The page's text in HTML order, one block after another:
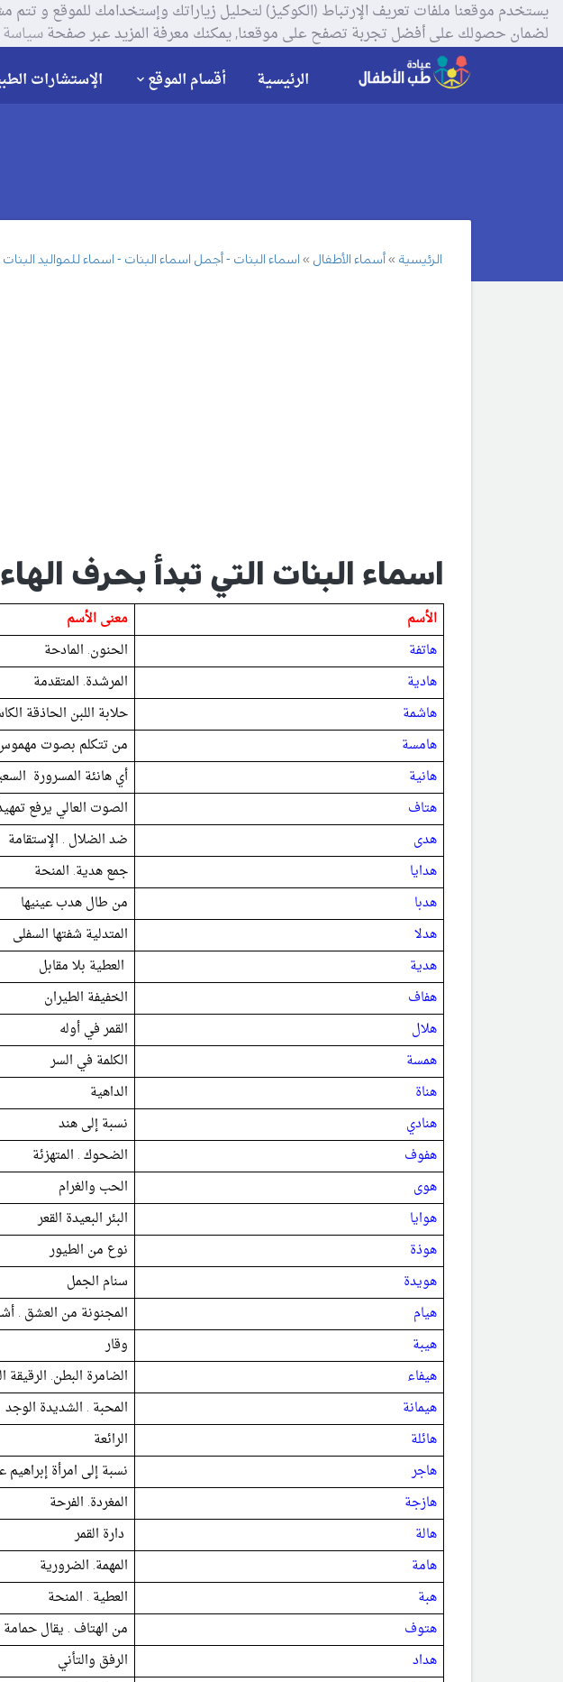
لضمان حصولك على أفضل تجربة تصفح على موقعنا, يمكنك معرفة المزيد عبر صفحة
الرئيسية أقسام الموقع الإستشارات
الرئيسية أسماء الأطفال اسماء البنات - أجمل اسماء البنات - اسماء للمواليد البنات
اسماء البنات التي تبدأ بحرف
معنى الأسم
الأسم
الحنون. المادحة
هاتفة
المرشدة. المتقدمة
هادية
حلابة اللبن الحاذقة
هاشمة
من تتكلم بصوت
هامسة
أي هانئة المسرورة
هانية
الصوت العالي يرفع
هتاف
ضد الضلال . الإستقامة
هدى
جمع هدية. المنحة
هدايا
من طال هدب عينيها
هدبا
المتدلية شفتها السفلى
هدلا
هدية
الخفيفة الطيران
هفاف
القمر في أوله
هلال
الكلمة في السر
همسة
الداهية
هناة
نسبة إلى هند
هنادي
الضحوك . المتهزئة
هفوف
الحب والغرام
هوى
البئر البعيدة القعر
هوايا
نوع من الطيور
هوذة
سنام الجمل
هويدة
المجنونة من العشق .
هيام
وقار
هيبة
الضامرة البطن. الرقيقة
هيفاء
المحبة . الشديدة الوجد
هيمانة
الرائعة
هائلة
نسبة إلى امرأة
هاجر
المغردة. الفرحة
هازجة
هالة
المهمة. الضرورية
هامة
العطية . المنحة
هبة
من الهتاف . يقال
هتوف
الرفق والتأني
هداد